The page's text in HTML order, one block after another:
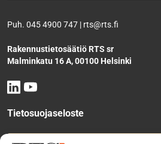
Puh. 045 4900 747 | rts@rts.fi
Rakennustietosäätiö RTS sr
Malminkatu 16 A, 00100 Helsinki
Tietosuojaseloste